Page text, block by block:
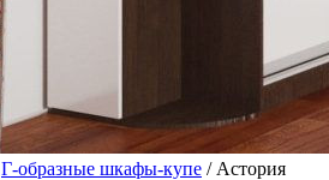
Г-образные шкафы-купе / Астория